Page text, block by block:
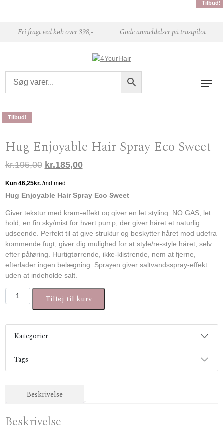
Fri fragt ved køb over 398,- Gode anmeldelser på trustpilot
Tilbud!
Hug Enjoyable Hair Spray Eco Sweet
kr.195,00 Den oprindelige pris var: kr.195,00.
kr.185,00Den aktuelle pris er: kr.185,00.
Hug Enjoyable Hair Spray Eco Sweet
Giver tekstur med kram-effekt og giver en let styling. NO GAS, let
hold, en fin sky/mist for hvert pump, der giver håret et naturlig
udseende. Perfekt til at give struktur og beskytter håret mod udefra
kommende fugt; giver dig mulighed for at style/re-style håret, selv
efter påføring. Hurtigtørrende, ikke-klistrende, nem at fjerne,
efterlader ingen belægning. Sprayen giver saltvandsspray-effekt
uden at indeholde salt.
Hug Enjoyable Hair Spray Eco Sweet antal
Tilføj til kurv
Kategorier
Tags
Beskrivelse
Beskrivelse
Tilbud!
Tilbud!
Tilbud!
Tilbud!